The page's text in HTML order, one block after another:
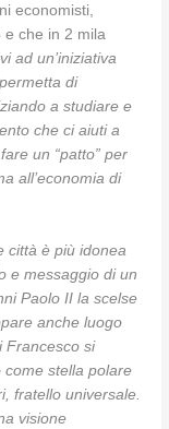
economisti,
che in 2 mila
ad un’iniziativa
di
a studiare e
che ci aiuti a
un “patto” per
all’economia di
città è più idonea
e messaggio di un
Paolo II la scelse
anche luogo
Francesco si
come stella polare
fratello universale.
visione